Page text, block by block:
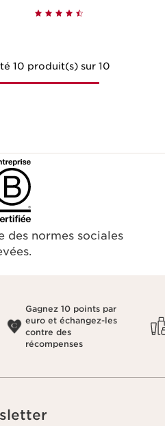
10 produit(s) sur 10
des normes sociales
Gagnez 10 points par
euro et échangez-les
contre des
récompenses